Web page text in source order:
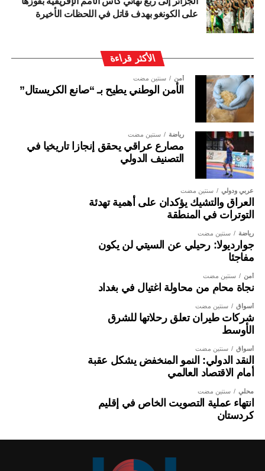
على الكونغو بهدف قاتل في اللحظات الأخيرة
الأكثر قراءة
أمن سنتين مضت
الأمن الوطني يطيح بـ “صانع الكريستال”
رياضة سنتين مضت
مصارع عراقي يحقق إنجازا تاريخيا في
التصنيف الدولي
عربي ودولي سنتين مضت
العراق والتشيك يؤكدان على أهمية تهدئة
التوترات في المنطقة
رياضة سنتين مضت
جوارديولا: رحيلي عن السيتي لن يكون
مفاجئا
أمن سنتين مضت
نجاة محامٍ من محاولة اغتيال في بغداد
أسواق سنتين مضت
شركات طيران تعلق رحلاتها للشرق
الأوسط
أسواق سنتين مضت
النقد الدولي: النمو المنخفض يشكل عقبة
أمام الاقتصاد العالمي
محلي سنتين مضت
انتهاء عملية التصويت الخاص في إقليم
كردستان